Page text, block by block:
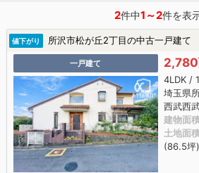
2件中1～2件を表
値下がり 所沢市松が丘2丁目の中古一戸建て
一戸建て 2,780
4LDK /
埼玉県
西武西
建物面
土地面
(86.5坪)